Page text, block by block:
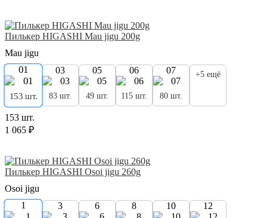
Пилькер HIGASHI Mau jigu 200g
Mau jigu
01
153 шт.
03
83 шт.
05
49 шт.
06
115 шт.
07
80 шт.
+5 ещё
153 шт.
1 065 ₽
Пилькер HIGASHI Osoi jigu 260g
Osoi jigu
1 3 6 8 10 12